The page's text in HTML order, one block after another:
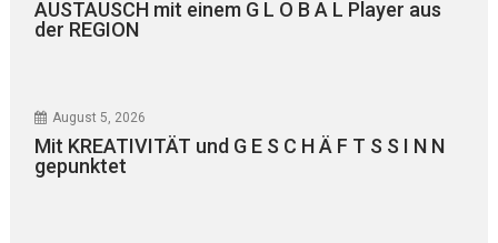
AUSTAUSCH mit einem G L O B A L Player aus
der REGION
August 5, 2026
Mit KREATIVITÄT und G E S C H Ä F T S S I N N
gepunktet